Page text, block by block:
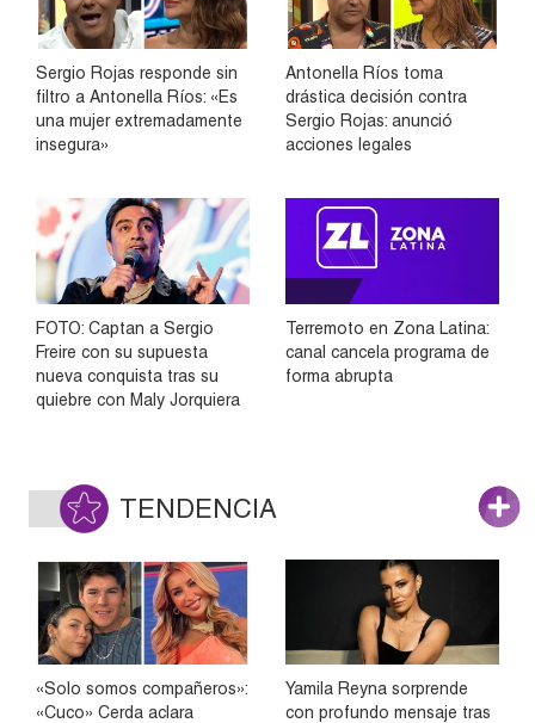
Sergio Rojas responde sin
filtro a Antonella Ríos: «Es
una mujer extremadamente
insegura»
Antonella Ríos toma
drástica decisión contra
Sergio Rojas: anunció
acciones legales
FOTO: Captan a Sergio
Freire con su supuesta
nueva conquista tras su
quiebre con Maly Jorquiera
Terremoto en Zona Latina:
canal cancela programa de
forma abrupta
TENDENCIA
«Solo somos compañeros»:
«Cuco» Cerda aclara
Yamila Reyna sorprende
con profundo mensaje tras